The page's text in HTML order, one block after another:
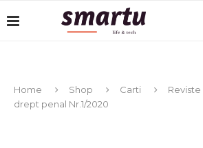
Home Shop Carti Reviste
drept penal Nr.1/2020